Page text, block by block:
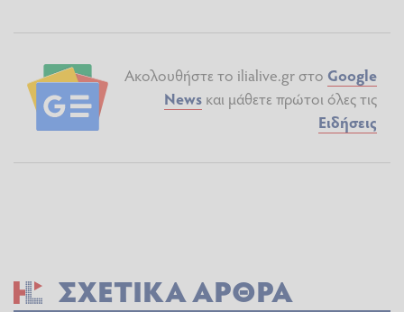
Ακολουθήστε το ilialive.gr στο Google
News και μάθετε πρώτοι όλες τις
Ειδήσεις
ΣΧΕΤΙΚΆ ΆΡΘΡΑ